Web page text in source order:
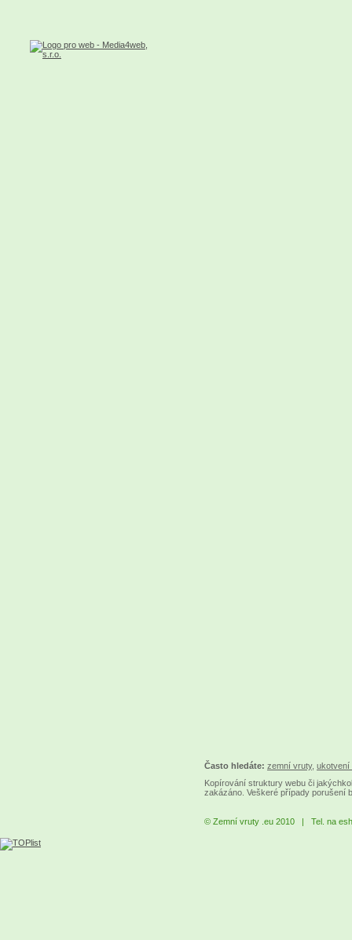
Často hledáte: zemní vruty, ukotvení
Kopírování struktury webu či
zakázáno. Veškeré případy porušení
© Zemní vruty .eu 2010 | Tel. na